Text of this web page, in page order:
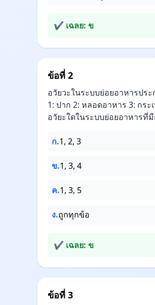
✔ เฉลย: ข
ข้อที่ 2
อวัยวะในระบบย่อยอาหารปร
1: ปาก 2: หลอดอาหาร 3: กระ
อวัยะใดในระบบย่อยอาหารที่มี
ก.1, 2, 3
ข.1, 3, 4
ค.1, 3, 5
ง.ถูกทุกข้อ
✔ เฉลย: ข
ข้อที่ 3